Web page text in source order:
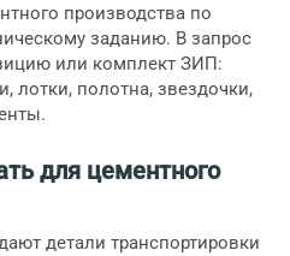
производства по
заданию. В запрос
или комплект ЗИП:
лотки, полотна, звездочки,
для цементного
детали транспортировки